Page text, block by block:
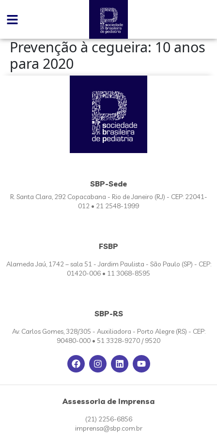
Prevenção à cegueira: 10 anos
para 2020
SBP-Sede
R. Santa Clara, 292 Copacabana - Rio de Janeiro (RJ) - CEP: 22041-
012 • 21 2548-1999
FSBP
Alameda Jaú, 1742 – sala 51 - Jardim Paulista - São Paulo (SP) - CEP:
01420-006 • 11 3068-8595
SBP-RS
Av. Carlos Gomes, 328/305 - Auxiliadora - Porto Alegre (RS) - CEP:
90480-000 • 51 3328-9270 / 9520
Assessoria de Imprensa
(21) 2256-6856
imprensa@sbp.com.br